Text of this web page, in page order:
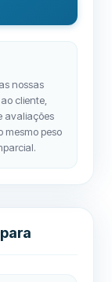
nossas
cliente,
avaliações
mesmo peso